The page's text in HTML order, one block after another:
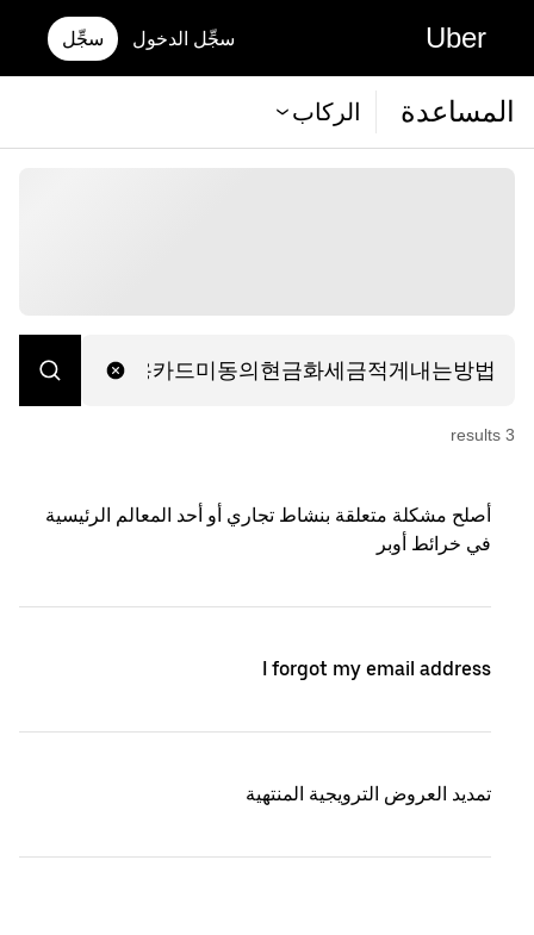
Uber سجِّل الدخول سجِّل
المساعدة الركاب
3
s
أصلح مشكلة متعلقة بنشاط تجاري أو أحد المعالم الرئيسية
في خرائط أوبر
I forgot my email address
تمديد العروض الترويجية المنتهية